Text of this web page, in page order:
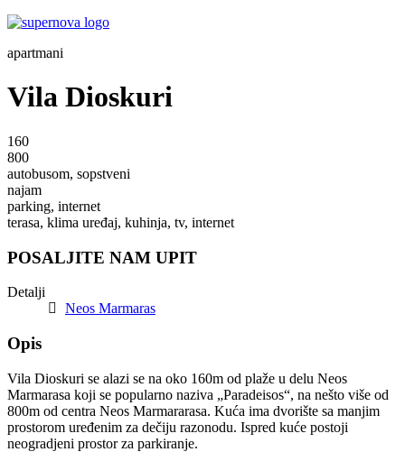
apartmani
Vila Dioskuri
160
800
autobusom, sopstveni
najam
parking, internet
terasa, klima uređaj, kuhinja, tv, internet
POSALJITE NAM UPIT
Detalji
Neos Marmaras
Opis
Vila Dioskuri se alazi se na oko 160m od plaže u delu Neos
Marmarasa koji se popularno naziva „Paradeisos“, na nešto više od
800m od centra Neos Marmararasa. Kuća ima dvorište sa manjim
prostorom uređenim za dečiju razonodu. Ispred kuće postoji
neogradjeni prostor za parkiranje.